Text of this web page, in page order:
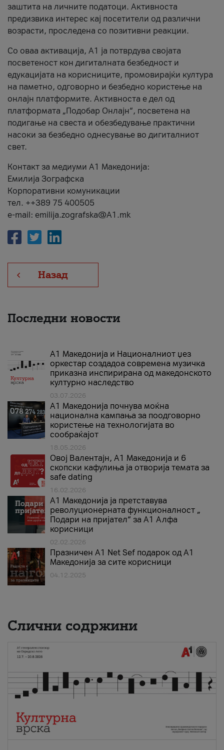
заштита на личните податоци. Активноста
предизвика интерес кај посетители од различни
возрасти, проследена со позитивни реакции.
Со оваа активација, А1 ја потврдува својата
посветеност кон дигиталната безбедност и
едукацијата на корисниците, промовирајќи култура
на паметно, одговорно и безбедно користење на
онлајн платформите. Активноста е дел од
платформата „Подобар Онлајн“, посветена на
подигање на свеста и обезбедување практични
насоки за безбедно однесување во дигиталниот
свет.
Контакт за медиуми А1 Македонија:
Емилија Зографска
Корпоративни комуникации
тел. ++389 75 400505
e-mail: emilija.zografska@A1.mk
Назад
Последни новости
А1 Македонија и Националниот џез
оркестар создадоа современа музичка
приказна инспирирана од македонското
културно наследство
03.07.2026
A1 Македонија почнува моќна
национална кампања за поодговорно
користење на технологијата во
сообраќајот
18.05.2026
Овој Валентајн, A1 Македонија и 6
скопски кафулиња ја отворија темата за
safe dating
16.02.2026
А1 Македонија ја претставува
револуционерната функционалност „
Подари на пријател“ за А1 Алфа
корисници
02.02.2026
Празничен A1 Net Sеf подарок од А1
Македонија за сите корисници
04.12.2025
Слични содржини